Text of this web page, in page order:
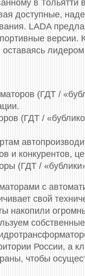
в Тольятти
доступные,
LADA
версии.
оставаясь
(ГДТ /
(ГДТ /
и конкурентов,
(ГДТ /
c
свой
России, а
чтобы